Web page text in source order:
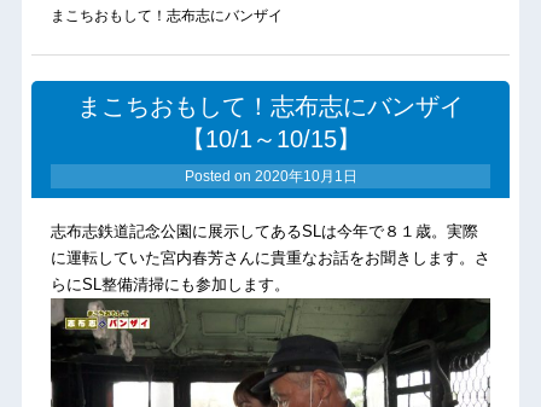
まこちおもして！志布志にバンザイ
まこちおもして！志布志にバンザイ
【10/1～10/15】
Posted on 2020年10月1日
志布志鉄道記念公園に展示してあるSLは今年で８１歳。実際
に運転していた宮内春芳さんに貴重なお話をお聞きします。さ
らにSL整備清掃にも参加します。